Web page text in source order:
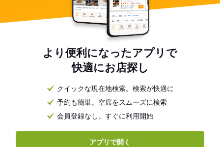
より便利になったアプリで
快適にお店探し
クイックな現在地検索。検索が快適に
予約も簡単。空席をスムーズに検索
会員登録なし。すぐに利用開始
アプリで開く